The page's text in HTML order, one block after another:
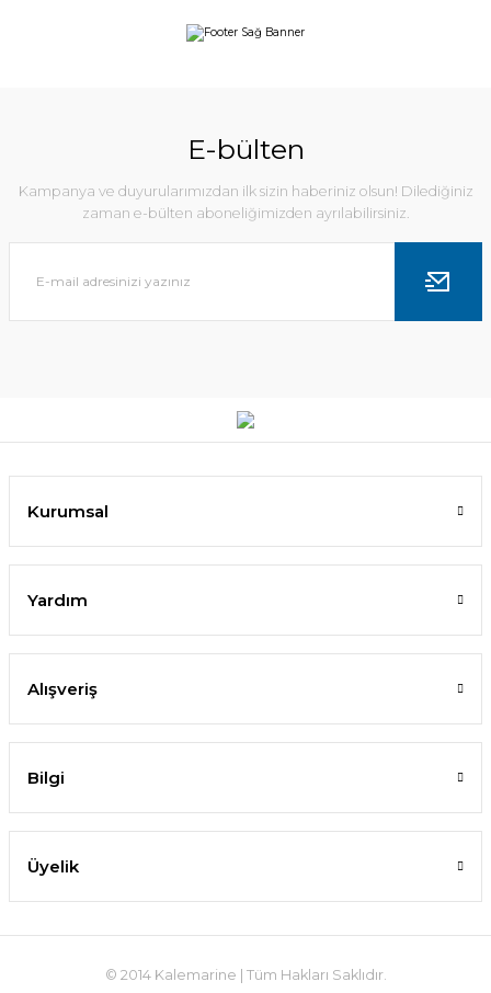
E-bülten
Kampanya ve duyurularımızdan ilk sizin haberiniz olsun! Dilediğiniz
zaman e-bülten aboneliğimizden ayrılabilirsiniz.
Kurumsal
Yardım
Alışveriş
Bilgi
Üyelik
© 2014 Kalemarine | Tüm Hakları Saklıdır.